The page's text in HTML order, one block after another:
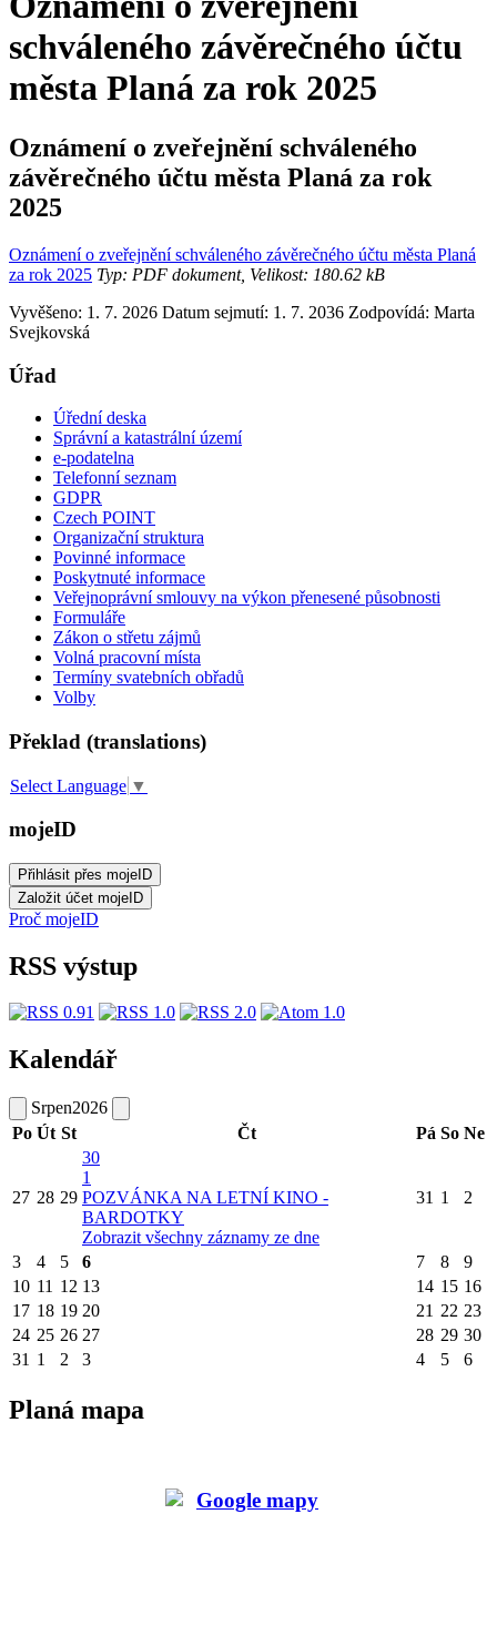
schváleného závěrečného účtu
města Planá za rok 2025
Oznámení o zveřejnění schváleného
závěrečného účtu města Planá za rok
2025
Oznámení o zveřejnění schváleného závěrečného účtu města Planá
za rok 2025 Typ: PDF dokument, Velikost: 180.62 kB
Vyvěšeno: 1. 7. 2026 Datum sejmutí: 1. 7. 2036 Zodpovídá: Marta
Svejkovská
Úřad
Úřední deska
Správní a katastrální území
e-podatelna
Telefonní seznam
GDPR
Czech POINT
Organizační struktura
Povinné informace
Poskytnuté informace
Veřejnoprávní smlouvy na výkon přenesené působnosti
Formuláře
Zákon o střetu zájmů
Volná pracovní místa
Termíny svatebních obřadů
Volby
Překlad (translations)
Select Language ▼
mojeID
Proč mojeID
RSS výstup
Kalendář
Srpen2026
Po Út St Čt Pá So Ne
27 28 29
30
1
POZVÁNKA NA LETNÍ KINO -
BARDOTKY
Zobrazit všechny záznamy ze dne
31 1 2
3 4 5 6 7 8
9
10 11 12 13 14 15 16
17 18 19 20 21 22 23
24 25 26 27 28 29 30
31 1 2 3 4 5 6
Planá mapa